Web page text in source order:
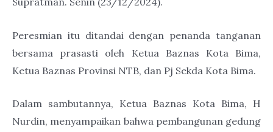
Peresmian itu ditandai dengan penanda tanganan
bersama prasasti oleh Ketua Baznas Kota Bima,
Ketua Baznas Provinsi NTB, dan Pj Sekda Kota Bima.
Dalam sambutannya, Ketua Baznas Kota Bima, H
Nurdin, menyampaikan bahwa pembangunan gedung